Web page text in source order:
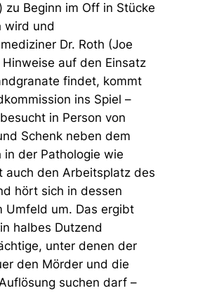
) zu Beginn im Off in Stücke
wird und
Dr. Roth (Joe
Hinweise auf den Einsatz
findet, kommt
ins Spiel –
in Person von
Schenk neben dem
in der Pathologie wie
auch den Arbeitsplatz des
hört sich in dessen
Umfeld um. Das ergibt
halbes Dutzend
unter denen der
den Mörder und die
suchen darf –